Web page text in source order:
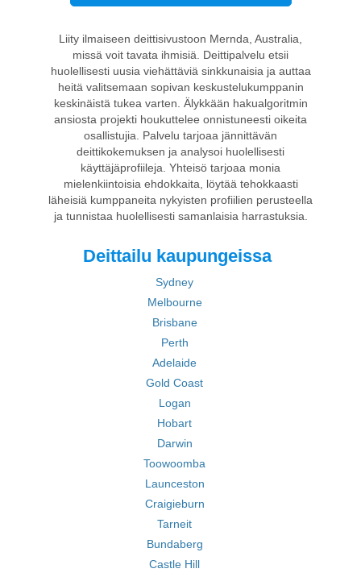
Liity ilmaiseen deittisivustoon Mernda, Australia,
missä voit tavata ihmisiä. Deittipalvelu etsii
huolellisesti uusia viehättäviä sinkkunaisia ja auttaa
heitä valitsemaan sopivan keskustelukumppanin
keskinäistä tukea varten. Älykkään hakualgoritmin
ansiosta projekti houkuttelee onnistuneesti oikeita
osallistujia. Palvelu tarjoaa jännittävän
deittikokemuksen ja analysoi huolellisesti
käyttäjäprofiileja. Yhteisö tarjoaa monia
mielenkiintoisia ehdokkaita, löytää tehokkaasti
läheisiä kumppaneita nykyisten profiilien perusteella
ja tunnistaa huolellisesti samanlaisia harrastuksia.
Deittailu kaupungeissa
Sydney
Melbourne
Brisbane
Perth
Adelaide
Gold Coast
Logan
Hobart
Darwin
Toowoomba
Launceston
Craigieburn
Tarneit
Bundaberg
Castle Hill